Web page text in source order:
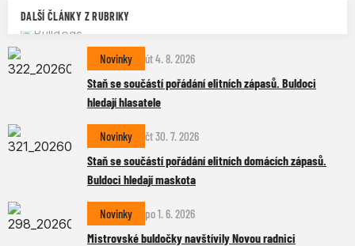
DALŠÍ ČLÁNKY Z RUBRIKY
Novinky út 4. 8. 2026
Staň se součástí pořádání elitních zápasů. Buldoci
hledají hlasatele
Novinky čt 30. 7. 2026
Staň se součástí pořádání elitních domácích zápasů.
Buldoci hledají maskota
Novinky po 1. 6. 2026
Mistrovské buldočky navštívily Novou radnici